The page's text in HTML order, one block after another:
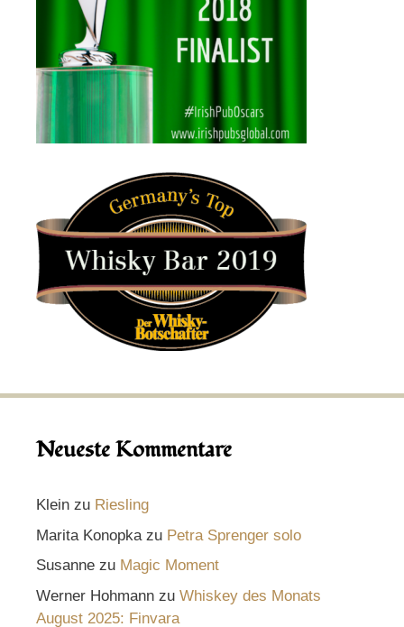
Neueste Kommentare
Klein zu Riesling
Marita Konopka zu Petra Sprenger solo
Susanne zu Magic Moment
Werner Hohmann zu Whiskey des Monats
August 2025: Finvara